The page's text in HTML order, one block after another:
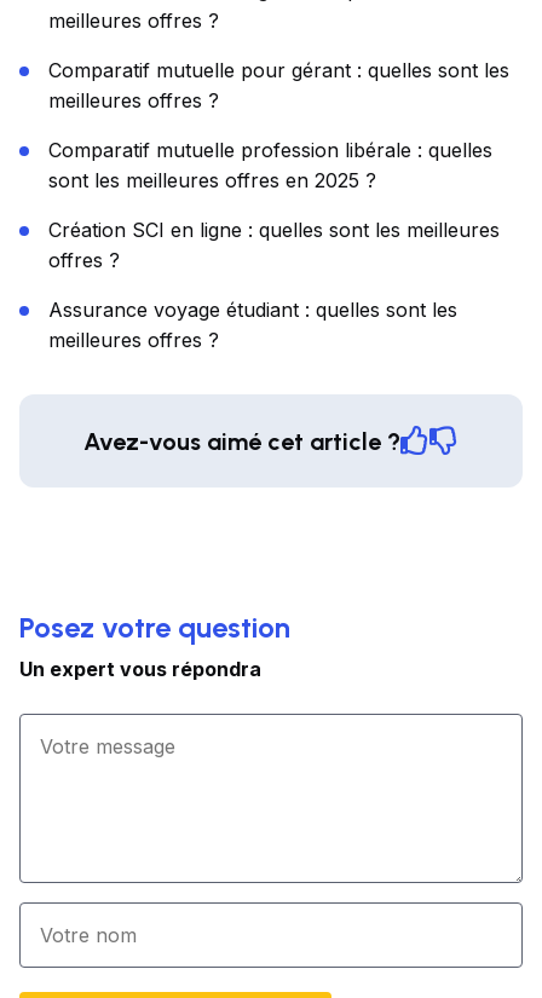
meilleures offres ?
Comparatif mutuelle pour gérant : quelles sont les
meilleures offres ?
Comparatif mutuelle profession libérale : quelles
sont les meilleures offres en 2025 ?
Création SCI en ligne : quelles sont les meilleures
offres ?
Assurance voyage étudiant : quelles sont les
meilleures offres ?
Avez-vous aimé cet article ?
Posez votre question
Un expert vous répondra